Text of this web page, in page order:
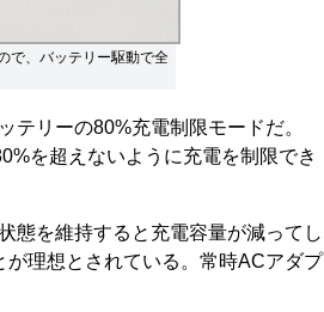
で、バッテリー駆動で全
リーの80%充電制限モードだ。
を超えないように充電を制限でき
態を維持すると充電容量が減ってし
理想とされている。常時ACアダプ